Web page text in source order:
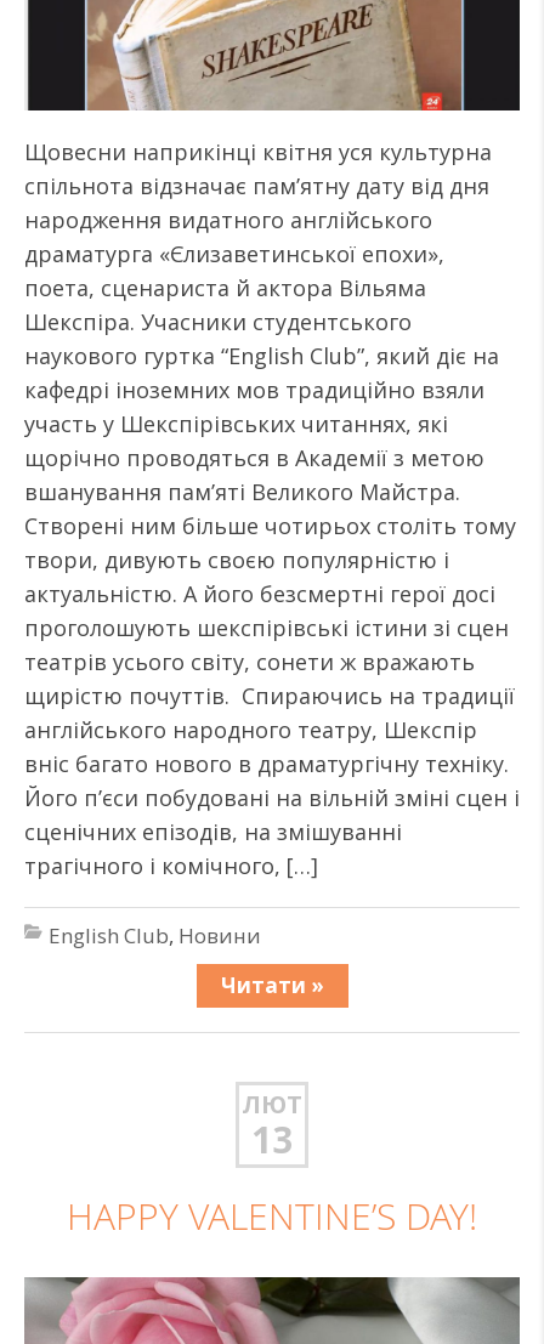
Щовесни наприкінці квітня уся культурна
спільнота відзначає пам’ятну дату від дня
народження видатного англійського
драматурга «Єлизаветинської епохи»,
поета, сценариста й актора Вільяма
Шекспіра. Учасники студентського
наукового гуртка “English Club”, який діє на
кафедрі іноземних мов традиційно взяли
участь у Шекспірівських читаннях, які
щорічно проводяться в Академії з метою
вшанування пам’яті Великого Майстра.
Створені ним більше чотирьох століть тому
твори, дивують своєю популярністю і
актуальністю. А його безсмертні герої досі
проголошують шекспірівські істини зі сцен
театрів усього світу, сонети ж вражають
щирістю почуттів. Спираючись на традиції
англійського народного театру, Шекспір
вніс багато нового в драматургічну техніку.
Його п’єси побудовані на вільній зміні сцен і
сценічних епізодів, на змішуванні
трагічного і комічного, […]
English Club, Новини
Читати »
ЛЮТ
13
HAPPY VALENTINE’S DAY!